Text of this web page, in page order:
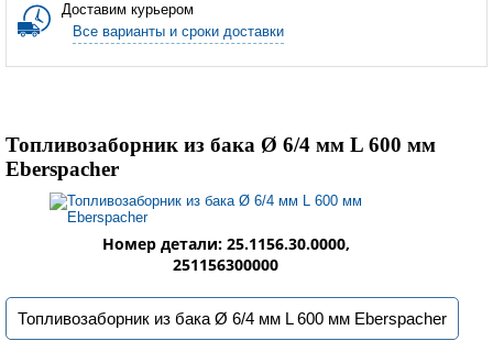
Доставим курьером
Все варианты и сроки доставки
Топливозаборник из бака Ø 6/4 мм L 600 мм
Eberspacher
Номер детали: 25.1156.30.0000,
251156300000
Топливозаборник из бака Ø 6/4 мм L 600 мм Eberspacher